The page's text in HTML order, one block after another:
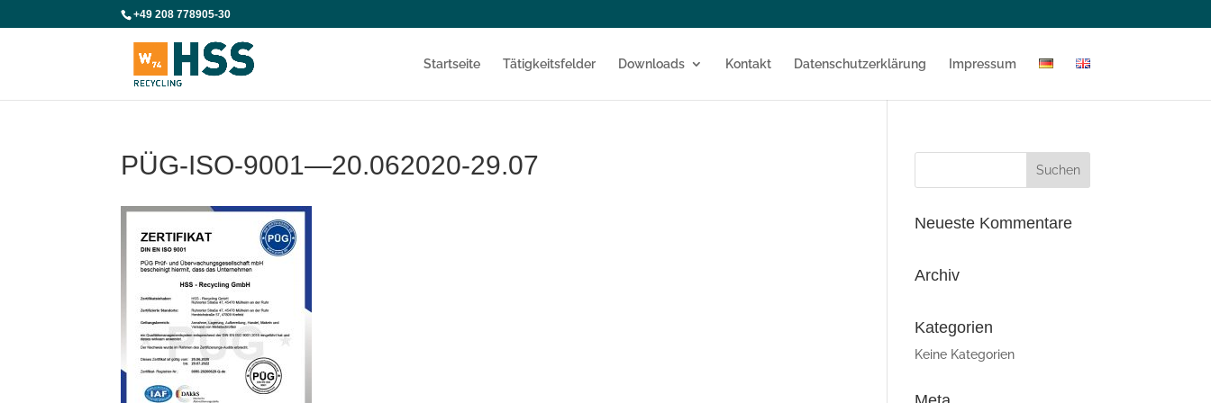
+49 208 778905-30
Startseite Tätigkeitsfelder Downloads Kontakt Datenschutzerklärung Impressum
PÜG-ISO-9001—20.062020-29.07
Neueste Kommentare
Archiv
Kategorien
Keine Kategorien